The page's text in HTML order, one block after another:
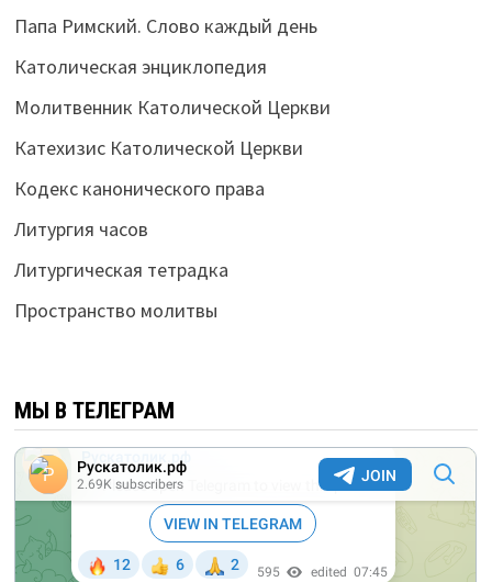
Папа Римский. Слово каждый день
Католическая энциклопедия
Молитвенник Католической Церкви
Катехизис Католической Церкви
Кодекс канонического права
Литургия часов
Литургическая тетрадка
Пространство молитвы
МЫ В ТЕЛЕГРАМ